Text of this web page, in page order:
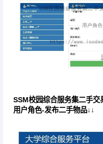
SSM校园综合服务集二手
用户角色-发布二手物品↓↓